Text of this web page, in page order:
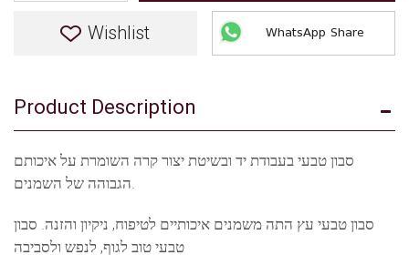
Wishlist WhatsApp Share
Product Description
סבון טבעי בעבודת יד ובשיטת יצור קרה השומרת על איכותם
הגבוהה של השמנים.
סבון טבעי עץ התה משמנים איכותיים לטיפוח, ניקיון והזנה. סבון
טבעי טוב לגוף, לנפש ולסביבה